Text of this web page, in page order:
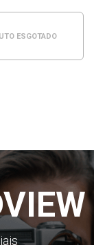
ESGOTADO